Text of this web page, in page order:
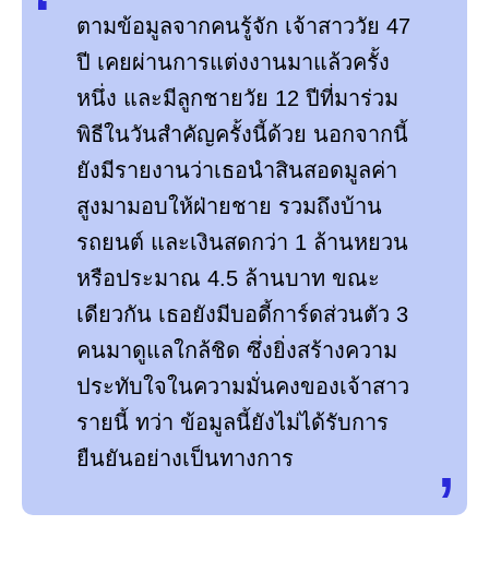
ตามข้อมูลจากคนรู้จัก เจ้าสาววัย 47
ปี เคยผ่านการแต่งงานมาแล้วครั้ง
หนึ่ง และมีลูกชายวัย 12 ปีที่มาร่วม
พิธีในวันสำคัญครั้งนี้ด้วย นอกจากนี้
ยังมีรายงานว่าเธอนำสินสอดมูลค่า
สูงมามอบให้ฝ่ายชาย รวมถึงบ้าน
รถยนต์ และเงินสดกว่า 1 ล้านหยวน
หรือประมาณ 4.5 ล้านบาท ขณะ
เดียวกัน เธอยังมีบอดี้การ์ดส่วนตัว 3
คนมาดูแลใกล้ชิด ซึ่งยิ่งสร้างความ
ประทับใจในความมั่นคงของเจ้าสาว
รายนี้ ทว่า ข้อมูลนี้ยังไม่ได้รับการ
ยืนยันอย่างเป็นทางการ